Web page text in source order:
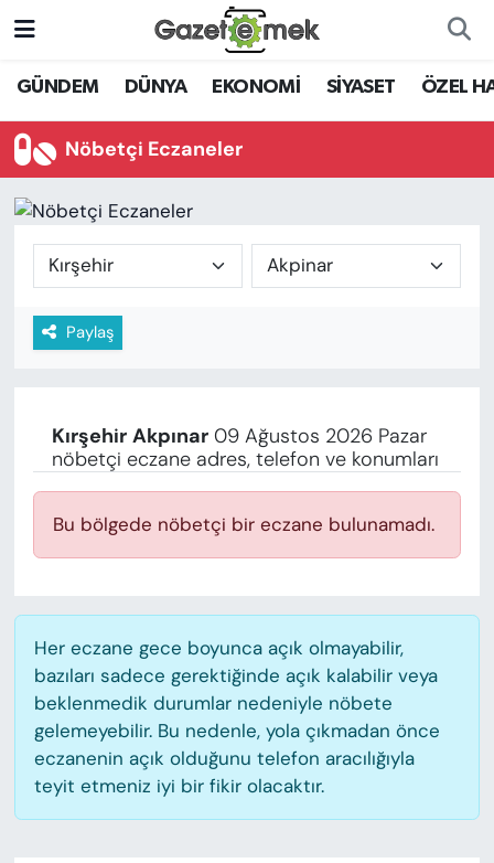
GÜNDEM DÜNYA EKONOMİ SİYASET ÖZEL
Nöbetçi Eczaneler
Paylaş
Kırşehir Akpınar09 Ağustos 2026 Pazar
nöbetçi eczane adres, telefon ve konumları
Bu bölgede nöbetçi bir eczane bulunamadı.
Her eczane gece boyunca açık olmayabilir,
bazıları sadece gerektiğinde açık kalabilir veya
beklenmedik durumlar nedeniyle nöbete
gelemeyebilir. Bu nedenle, yola çıkmadan önce
eczanenin açık olduğunu telefon aracılığıyla
teyit etmeniz iyi bir fikir olacaktır.
DÜNYA
EKONOMİ
YENİ MEDYADA EMEK
GAZETECİLİĞİNİ GELİŞTİRMEK
FAYDALI BİLGİLER
EĞİTİM
SAĞLIK
SPOR
KÜLTÜR-SANAT
MAGAZİN
ÖZEL HABER
Nöbetçi Eczaneler
Hava Durumu
Trafik Durumu
Haber Arşivi